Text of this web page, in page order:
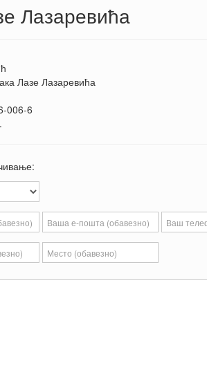
Лазаревића
Лазе Лазаревића
006-6